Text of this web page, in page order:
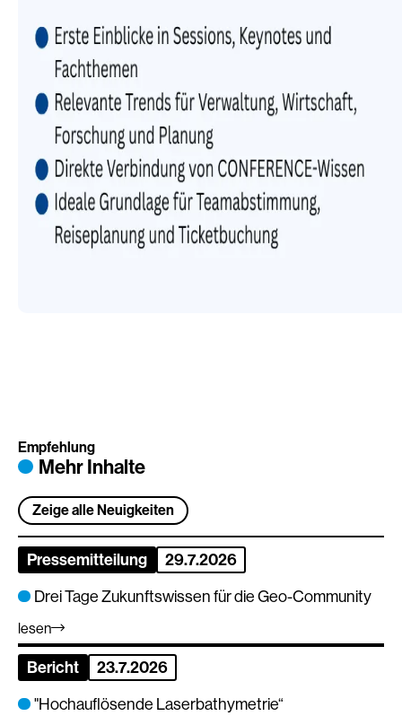
Mehr Inhalte
Empfehlung
Zeige alle Neuigkeiten
Drei Tage Zukunftswissen für die Geo-Community
Pressemitteilung 29.7.2026
lesen
"Hochauflösende Laserbathymetrie“
Bericht 23.7.2026